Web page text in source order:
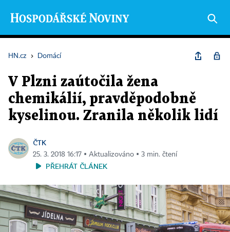
HN.cz › Domácí
V Plzni zaútočila žena
chemikálií, pravděpodobně
kyselinou. Zranila několik lidí
ČTK
25. 3. 2018 16:17 ▪ Aktualizováno ▪ 3 min. čtení
PŘEHRÁT ČLÁNEK